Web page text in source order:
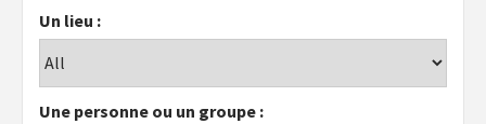
Un lieu :
Une personne ou un groupe :